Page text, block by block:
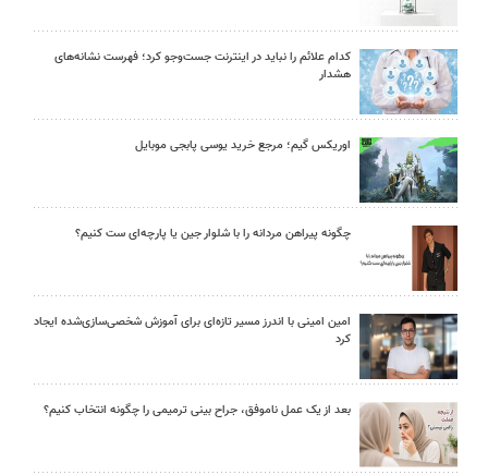
کدام علائم را نباید در اینترنت جست‌وجو کرد؛ فهرست نشانه‌های
هشدار
اوریکس گیم؛ مرجع خرید یوسی پابجی موبایل
چگونه پیراهن مردانه را با شلوار جین یا پارچه‌ای ست کنیم؟
امین امینی با اندرز مسیر تازه‌ای برای آموزش شخصی‌سازی‌شده ایجاد
کرد
بعد از یک عمل ناموفق، جراح بینی ترمیمی را چگونه انتخاب کنیم؟